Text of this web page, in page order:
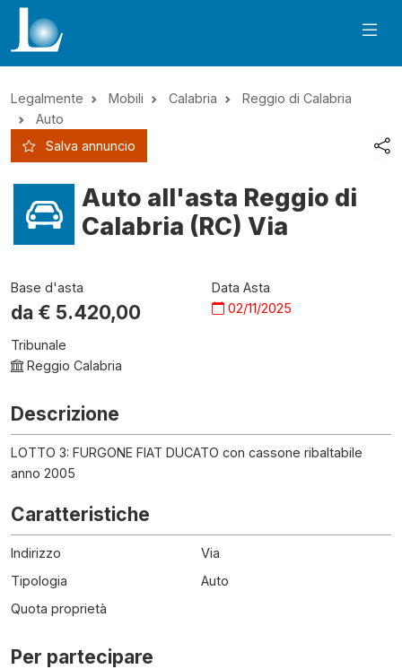
Legalmente Mobili Calabria
Reggio di Calabria
Auto
Salva annuncio
Auto all'asta Reggio di
Calabria (RC) Via
Base d'asta
da € 5.420,00
Data Asta
02/11/2025
Tribunale
Reggio Calabria
Descrizione
LOTTO 3: FURGONE FIAT DUCATO con cassone ribaltabile
anno 2005
Caratteristiche
Indirizzo
Via
Tipologia
Auto
Quota proprietà
Per partecipare